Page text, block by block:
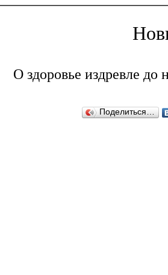
О здоровье издревле до
Поделиться…